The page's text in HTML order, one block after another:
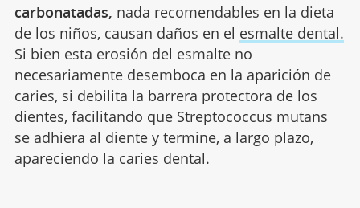
carbonatadas, nada recomendables en la dieta
de los niños, causan daños en el esmalte dental.
Si bien esta erosión del esmalte no
necesariamente desemboca en la aparición de
caries, si debilita la barrera protectora de los
dientes, facilitando que Streptococcus mutans
se adhiera al diente y termine, a largo plazo,
apareciendo la caries dental.